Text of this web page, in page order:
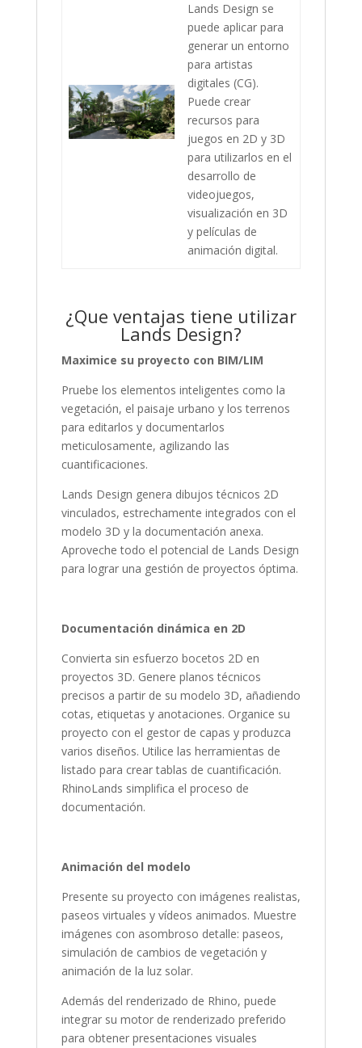
Lands Design se
puede aplicar para
generar un entorno
para artistas
digitales (CG).
Puede crear
recursos para
juegos en 2D y 3D
para utilizarlos en el
desarrollo de
videojuegos,
visualización en 3D
y películas de
animación digital.
¿Que ventajas tiene utilizar
Lands Design?
Maximice su proyecto con BIM/LIM
Pruebe los elementos inteligentes como la
vegetación, el paisaje urbano y los terrenos
para editarlos y documentarlos
meticulosamente, agilizando las
cuantificaciones.
Lands Design genera dibujos técnicos 2D
vinculados, estrechamente integrados con el
modelo 3D y la documentación anexa.
Aproveche todo el potencial de Lands Design
para lograr una gestión de proyectos óptima.
Documentación dinámica en 2D
Convierta sin esfuerzo bocetos 2D en
proyectos 3D. Genere planos técnicos
precisos a partir de su modelo 3D, añadiendo
cotas, etiquetas y anotaciones. Organice su
proyecto con el gestor de capas y produzca
varios diseños. Utilice las herramientas de
listado para crear tablas de cuantificación.
RhinoLands simplifica el proceso de
documentación.
Animación del modelo
Presente su proyecto con imágenes realistas,
paseos virtuales y vídeos animados. Muestre
imágenes con asombroso detalle: paseos,
simulación de cambios de vegetación y
animación de la luz solar.
Además del renderizado de Rhino, puede
integrar su motor de renderizado preferido
para obtener presentaciones visuales